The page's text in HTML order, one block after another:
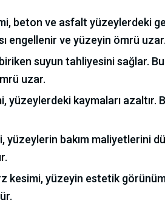
beton ve asfalt yüzeylerdeki
engellenir ve yüzeyin ömrü uzar.
suyun tahliyesini sağlar.
uzar.
yüzeylerdeki kaymaları azaltır.
yüzeylerin bakım maliyetlerini
kesimi, yüzeyin estetik